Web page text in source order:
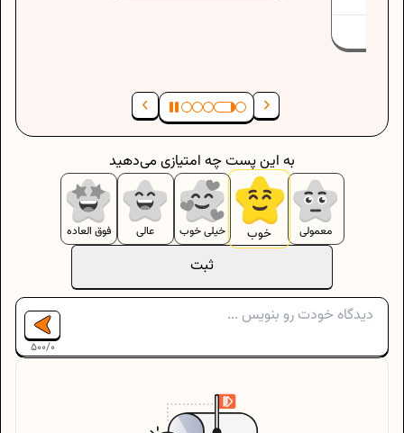
ثبت
معمولی خوب خیلی خوب عالی فوق العاده
به این پست چه امتیازی می‌دهید
500/0